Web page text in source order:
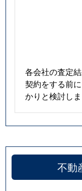
各会社の査定
契約をする前
かりと検討しま
不動